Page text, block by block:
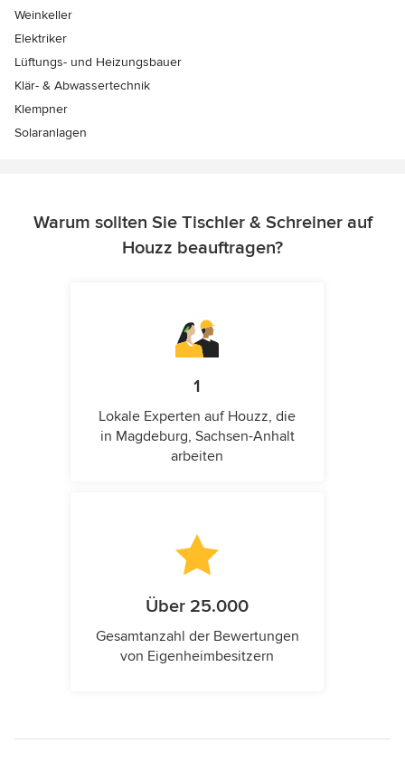
Weinkeller
Elektriker
Lüftungs- und Heizungsbauer
Klär- & Abwassertechnik
Klempner
Solaranlagen
Warum sollten Sie Tischler & Schreiner auf
Houzz beauftragen?
1
Lokale Experten auf Houzz, die
in Magdeburg, Sachsen-Anhalt
arbeiten
Über 25.000
Gesamtanzahl der Bewertungen
von Eigenheimbesitzern